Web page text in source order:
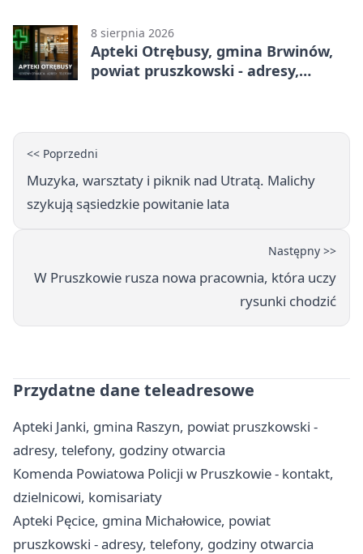
8 sierpnia 2026
Apteki Otrębusy, gmina Brwinów,
powiat pruszkowski - adresy,
<< Poprzedni
Muzyka, warsztaty i piknik nad Utratą. Malichy
szykują sąsiedzkie powitanie lata
Następny >>
W Pruszkowie rusza nowa pracownia, która uczy
rysunki chodzić
Przydatne dane teleadresowe
Apteki Janki, gmina Raszyn, powiat pruszkowski -
adresy, telefony, godziny otwarcia
Komenda Powiatowa Policji w Pruszkowie - kontakt,
dzielnicowi, komisariaty
Apteki Pęcice, gmina Michałowice, powiat
pruszkowski - adresy, telefony, godziny otwarcia